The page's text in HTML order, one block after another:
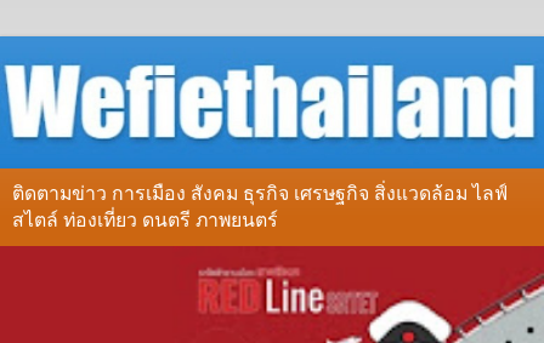
ติดตามข่าว การเมือง สังคม ธุรกิจ เศรษฐกิจ สิ่งแวดล้อม ไลฟ์
สไตล์ ท่องเที่ยว ดนตรี ภาพยนตร์